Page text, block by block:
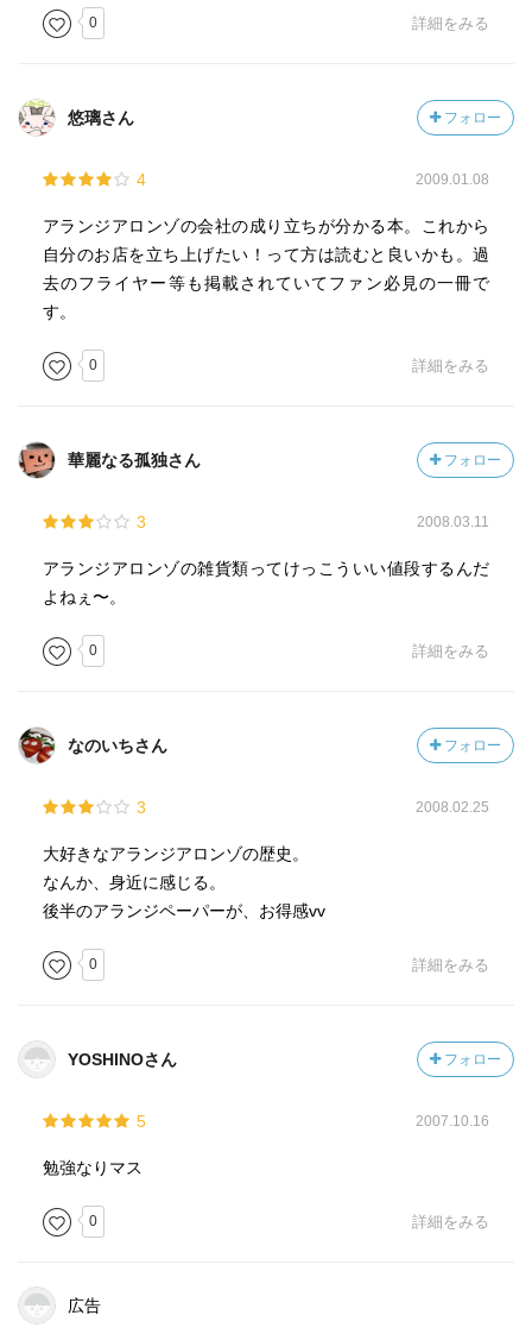
0 詳細をみる
悠璃さん フォロー
4 2009.01.08
アランジアロンゾの会社の成り立ちが分かる本。これから
自分のお店を立ち上げたい！って方は読むと良いかも。過
去のフライヤー等も掲載されていてファン必見の一冊で
す。
0 詳細をみる
華麗なる孤独さん フォロー
3 2008.03.11
アランジアロンゾの雑貨類ってけっこういい値段するんだ
よねぇ〜。
0 詳細をみる
なのいちさん フォロー
3 2008.02.25
大好きなアランジアロンゾの歴史。
なんか、身近に感じる。
後半のアランジペーパーが、お得感vv
0 詳細をみる
YOSHINOさん フォロー
5 2007.10.16
勉強なりマス
0 詳細をみる
広告